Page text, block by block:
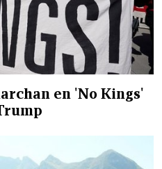
en 'No Kings'